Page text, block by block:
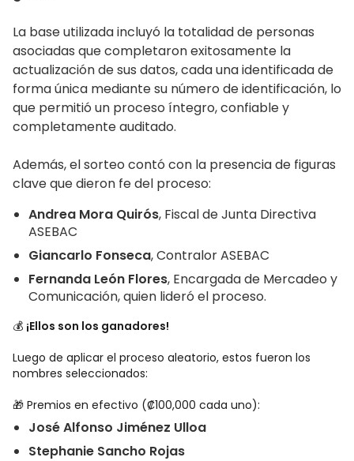
La base utilizada incluyó la totalidad de personas
asociadas que completaron exitosamente la
actualización de sus datos, cada una identificada de
forma única mediante su número de identificación, lo
que permitió un proceso íntegro, confiable y
completamente auditado.
Además, el sorteo contó con la presencia de figuras
clave que dieron fe del proceso:
Andrea Mora Quirós, Fiscal de Junta Directiva
ASEBAC
Giancarlo Fonseca, Contralor ASEBAC
Fernanda León Flores, Encargada de Mercadeo y
Comunicación, quien lideró el proceso.
💰 ¡Ellos son los ganadores!
Luego de aplicar el proceso aleatorio, estos fueron los
nombres seleccionados:
🎁 Premios en efectivo (₡100,000 cada uno):
José Alfonso Jiménez Ulloa
Stephanie Sancho Rojas